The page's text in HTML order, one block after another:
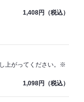
1,408円（税込）
上がってください。※
1,098円（税込）